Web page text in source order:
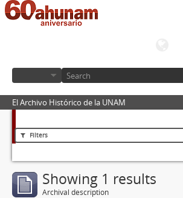
El Archivo Histórico de la UNAM
Filters
Showing 1 results
Archival description